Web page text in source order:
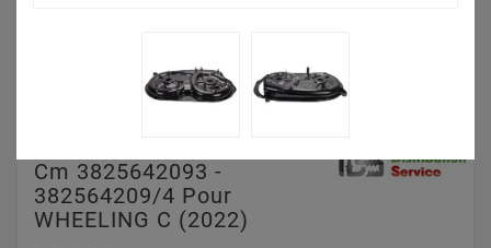
Cm 3825642093 -
382564209/4 Pour
WHEELING C (2022)